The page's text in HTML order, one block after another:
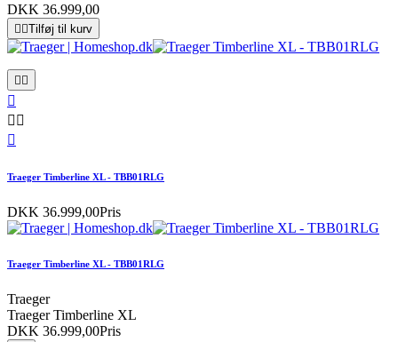
DKK 36.999,00
Tilføj til kurv


 

Traeger Timberline XL - TBB01RLG
DKK 36.999,00Pris
Traeger Timberline XL - TBB01RLG
Traeger
Traeger Timberline XL
DKK 36.999,00Pris